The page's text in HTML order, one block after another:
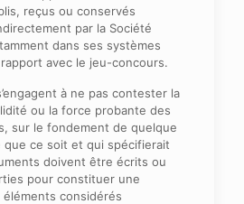
reçus ou conservés
par la Société
dans ses systèmes
avec le jeu-concours.
à ne pas contester la
ou la force probante des
sur le fondement de quelque
que ce soit et qui spécifierait
doivent être écrits ou
pour constituer une
considérés